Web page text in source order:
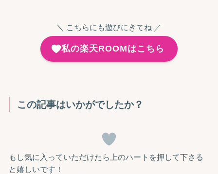
＼ こちらにも遊びにきてね ／
私の楽天ROOMはこちら
この記事はいかがでしたか？
もし気に入っていただけたら上のハートを押して下さる
と嬉しいです！